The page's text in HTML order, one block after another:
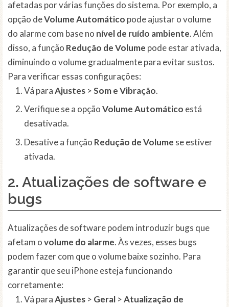
afetadas por várias funções do sistema. Por exemplo, a
opção deVolume Automático pode ajustar o volume
do alarme com base no nível de ruído ambiente. Além
disso, a função Redução de Volume pode estar ativada,
diminuindo o volume gradualmente para evitar sustos.
Para verificar essas configurações:
Vá paraAjustes >Som e Vibração.
Verifique se a opçãoVolume Automático está
desativada.
Desative a função Redução de Volume se estiver
ativada.
2. Atualizações de software e
bugs
Atualizações de software podem introduzir bugs que
afetam ovolume do alarme. Às vezes, esses bugs
podem fazer com que o volume baixe sozinho. Para
garantir que seu iPhone esteja funcionando
corretamente:
Vá paraAjustes > Geral >Atualização de